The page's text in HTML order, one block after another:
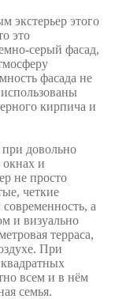
экстерьер этого
это
серый фасад,
фасада не
кирпича и
довольно
и
не просто
четкие
а
и визуально
терраса,
При
всем и в нём
семья.